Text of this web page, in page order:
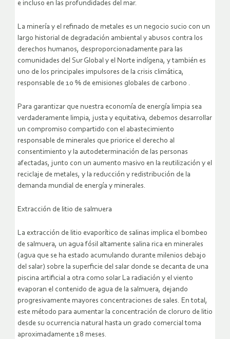
e incluso en las profundidades del mar.
La minería y el refinado de metales es un negocio sucio con un
largo historial de degradación ambiental y abusos contra los
derechos humanos, desproporcionadamente para las
comunidades del Sur Global y el Norte indígena, y también es
uno de los principales impulsores de la crisis climática,
responsable de 10 % de emisiones globales de carbono .
Para garantizar que nuestra economía de energía limpia sea
verdaderamente limpia, justa y equitativa, debemos desarrollar
un compromiso compartido con el abastecimiento
responsable de minerales que priorice el derecho al
consentimiento y la autodeterminación de las personas
afectadas, junto con un aumento masivo en la reutilización y el
reciclaje de metales, y la reducción y redistribución de la
demanda mundial de energía y minerales.
Extracción de litio de salmuera
La extracción de litio evaporítico de salinas implica el bombeo
de salmuera, un agua fósil altamente salina rica en minerales
(agua que se ha estado acumulando durante milenios debajo
del salar) sobre la superficie del salar donde se decanta de una
piscina artificial a otra como solar La radiación y el viento
evaporan el contenido de agua de la salmuera, dejando
progresivamente mayores concentraciones de sales. En total,
este método para aumentar la concentración de cloruro de litio
desde su ocurrencia natural hasta un grado comercial toma
aproximadamente 18 meses.